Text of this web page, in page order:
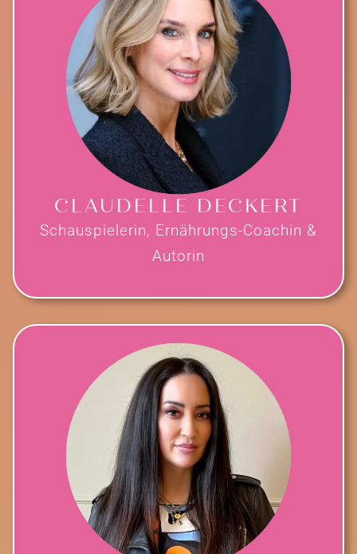
CLAUDELLE DECKERT
Schauspielerin, Ernährungs-Coachin &
Autorin